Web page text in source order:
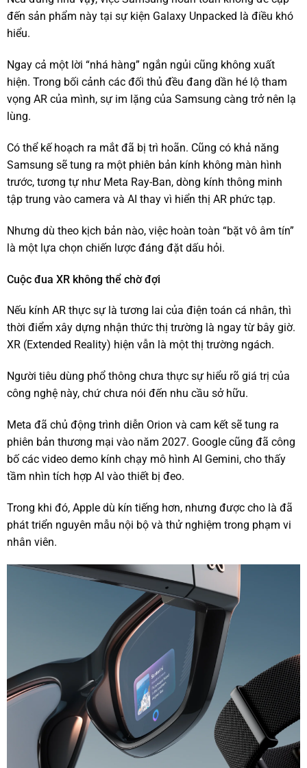
đến sản phẩm này tại sự kiện Galaxy Unpacked là điều khó
hiểu.
Ngay cả một lời “nhá hàng” ngắn ngủi cũng không xuất
hiện. Trong bối cảnh các đối thủ đều đang dần hé lộ tham
vọng AR của mình, sự im lặng của Samsung càng trở nên lạ
lùng.
Có thể kế hoạch ra mắt đã bị trì hoãn. Cũng có khả năng
Samsung sẽ tung ra một phiên bản kính không màn hình
trước, tương tự như Meta Ray-Ban, dòng kính thông minh
tập trung vào camera và AI thay vì hiển thị AR phức tạp.
Nhưng dù theo kịch bản nào, việc hoàn toàn “bặt vô âm tín”
là một lựa chọn chiến lược đáng đặt dấu hỏi.
Cuộc đua XR không thể chờ đợi
Nếu kính AR thực sự là tương lai của điện toán cá nhân, thì
thời điểm xây dựng nhận thức thị trường là ngay từ bây giờ.
XR (Extended Reality) hiện vẫn là một thị trường ngách.
Người tiêu dùng phổ thông chưa thực sự hiểu rõ giá trị của
công nghệ này, chứ chưa nói đến nhu cầu sở hữu.
Meta đã chủ động trình diễn Orion và cam kết sẽ tung ra
phiên bản thương mại vào năm 2027. Google cũng đã công
bố các video demo kính chạy mô hình AI Gemini, cho thấy
tầm nhìn tích hợp AI vào thiết bị đeo.
Trong khi đó, Apple dù kín tiếng hơn, nhưng được cho là đã
phát triển nguyên mẫu nội bộ và thử nghiệm trong phạm vi
nhân viên.